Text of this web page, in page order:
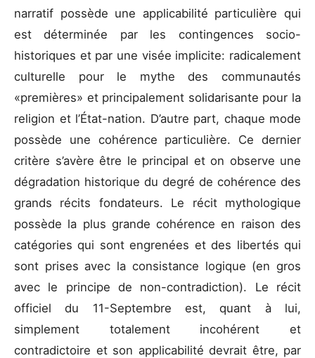
narratif possède une applicabilité particulière qui
est déterminée par les contingences socio-
historiques et par une visée implicite: radicalement
culturelle pour le mythe des communautés
«premières» et principalement solidarisante pour la
religion et l’État-nation. D’autre part, chaque mode
possède une cohérence particulière. Ce dernier
critère s’avère être le principal et on observe une
dégradation historique du degré de cohérence des
grands récits fondateurs. Le récit mythologique
possède la plus grande cohérence en raison des
catégories qui sont engrenées et des libertés qui
sont prises avec la consistance logique (en gros
avec le principe de non-contradiction). Le récit
officiel du 11-Septembre est, quant à lui,
simplement totalement incohérent et
contradictoire et son applicabilité devrait être, par